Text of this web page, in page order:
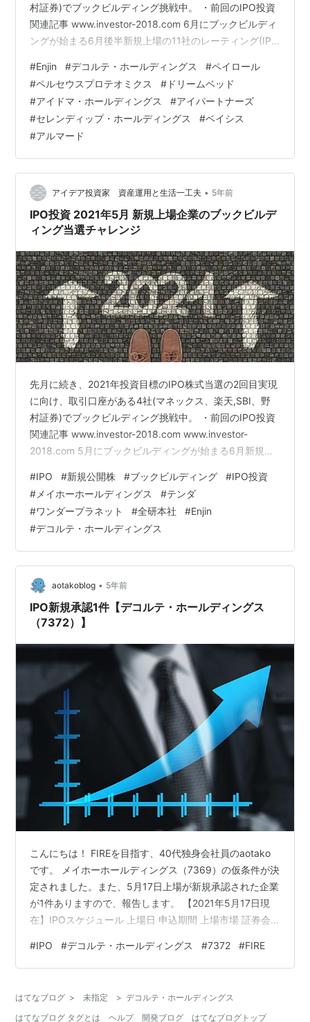
村証券)でブックビルディング挑戦中。 ・前回のIPO投資
関連記事 www.investor-2018.com 6月にブックビルディ
ングが始まる6月後半新規上場の11社のレーティング(IPO
イトはipokiso.com, 96ut.com, kabu.ipotoha.comの3つ
でその順番でレーティングを紹介する。Sが最上位で、D
が最下位のレーティング。 ・ブックビルディング挑戦予
定の企業の上場日とレーティング 6月18日Enji…
#Enjin #デコルテ・ホールディングス #ペイロール
#ペルセウスプロテオミクス # ドリームベッド
#アイドマ・ホールディングス #アイパートナーズ
#セレンディップ・ホールディングス #ベイシス
#アルマード
アイデア投資家 資産運用と生活一工夫 • 5年前
IPO投資 2021年5月 新規上場企業のブックビルデ
ィング当選チャレンジ
先月に続き、2021年投資目標のIPO株式当選の2回目実現
に向け、取引口座がある4社(マネックス、楽天,SBI、野
村証券)でブックビルディング挑戦中。 ・前回のIPO投資
関連記事 www.investor-2018.com www.investor-
2018.com 5月にブックビルディングが始まる6月新規上
考にするレーティング予想サイトはipokiso.com,
96ut.com, kabu.ipotoha.comの3つでその順番でレーテ
ィングを紹介する。Sが最上位で、Dが最下位のレーティ
ング。 ・ブックビルディング挑戦予定の企業の上…
#IPO #新規公開株 #ブックビルディング #IPO投資
# メイホーホールディングス #テンダ
#ワンダープラネット #全研本社 #Enjin
#デコルテ・ホールディングス
aotakoblog • 5年前
IPO新規承認1件【デコルテ・ホールディングス
（7372）】
こんにちは！ FIREを目指す、40代独身会社員のaotako
です。 メイホーホールディングス（7369）の仮条件が決
定されました。また、5月17日上場が新規承認された企業
が1件ありますので、報告します。 【2021年5月17日現
在】IPOスケジュール 上場⽇ 申込期間 上場市場 証券会
5/24 東証マザーズ 東海東京（主） 野村 SMBC日興 SBI
岡三 安藤 水戸 7369 メイホーホールディングス 1710-
ちよし（主） みずほ…
#IPO #デコルテ・ホールディングス #7372 #FIRE
はてなブログ > 未指定 > デコルテ・ホールディングス
はてなブログ タグとは
ヘルプ 開発ブログ はてなブログトップ